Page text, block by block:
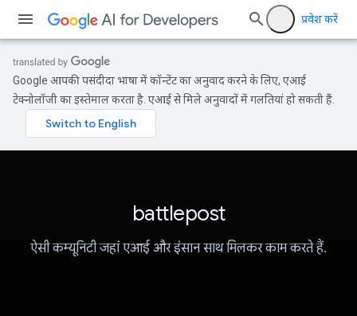
प्रवेश करें
Google आपकी पसंदीदा भाषा में कॉन्टेंट का अनुवाद करने के लिए, एआई
टेक्नोलॉजी का इस्तेमाल करता है. एआई से मिले अनुवादों में गलतियां हो सकती हैं.
battlepost
ऐसी कम्यूनिटी जहां एआई और इंसान साथ मिलकर काम करते हैं.